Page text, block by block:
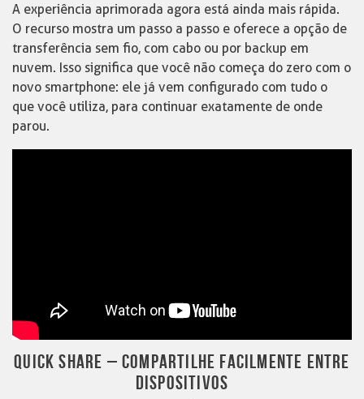
A experiência aprimorada agora está ainda mais rápida.
O recurso mostra um passo a passo e oferece a opção de
transferência sem fio, com cabo ou por backup em
nuvem. Isso significa que você não começa do zero com o
novo smartphone: ele já vem configurado com tudo o
que você utiliza, para continuar exatamente de onde
parou.
QUICK SHARE – COMPARTILHE FACILMENTE ENTRE
DISPOSITIVOS